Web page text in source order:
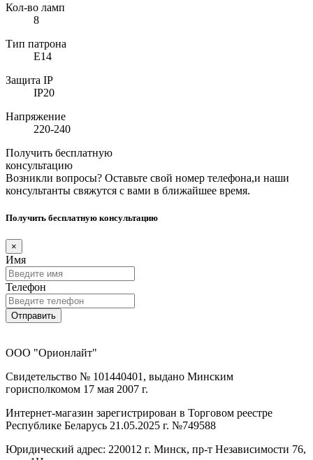
Кол-во ламп
8
Тип патрона
E14
Защита IP
IP20
Напряжение
220-240
Получить бесплатную
консультацию
Возникли вопросы? Оставьте свой номер телефона,и наши
консультанты свяжутся с вами в ближайшее время.
Получить бесплатную консультацию
×
Имя
Телефон
Отправить
ООО "Орионлайт"
Свидетельство № 101440401, выдано Минским
горисполкомом 17 мая 2007 г.
Интернет-магазин зарегистрирован в Торговом реестре
Республике Беларусь 21.05.2025 г. №749588
Юридический адрес: 220012 г. Минск, пр-т Независимости 76,